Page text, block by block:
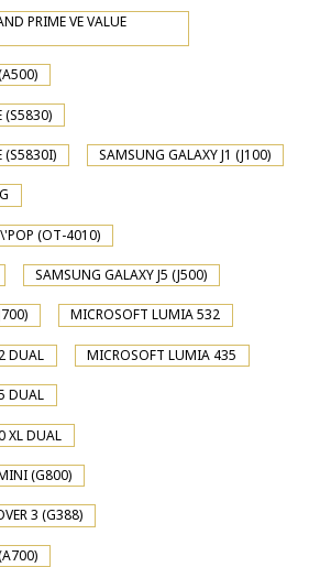
PRIME VE VALUE
(S5830)
(S5830I) SAMSUNG GALAXY J1 (J100)
(OT-4010)
SAMSUNG GALAXY J5 (J500)
MICROSOFT LUMIA 532
DUAL MICROSOFT LUMIA 435
DUAL
XL DUAL
(G800)
3 (G388)